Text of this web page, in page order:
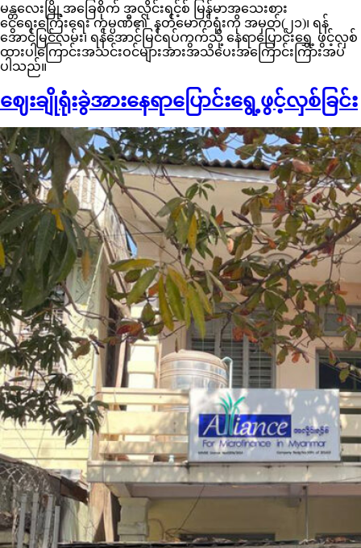
မန္တလေးမြို့အခြေစိုက် အလိုင်းရင့်စ် မြန်မာအသေးစား
ငွေရေးကြေးရေး ကုမ္ပဏီ၏ နတ်မောက်ရုံးကို အမှတ်(၂၁)၊ ရန်
အောင်မြင်လမ်း၊ ရန်အောင်မြင်ရပ်ကွက်သို့ နေရာပြောင်းရွှေ့ ဖွင့်လှစ်
ထားပါကြောင်းအသင်းဝင်များအားအသိပေးအကြောင်းကြားအပ်
ပါသည်။
ဈေးချိုရုံးခွဲအားနေရာပြောင်းရွေ့ဖွင့်လှစ်ခြင်း